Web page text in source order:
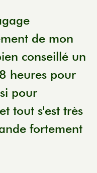
de mon
conseillé un
heures pour
pour
tout s'est très
fortement